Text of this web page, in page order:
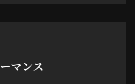
マンス